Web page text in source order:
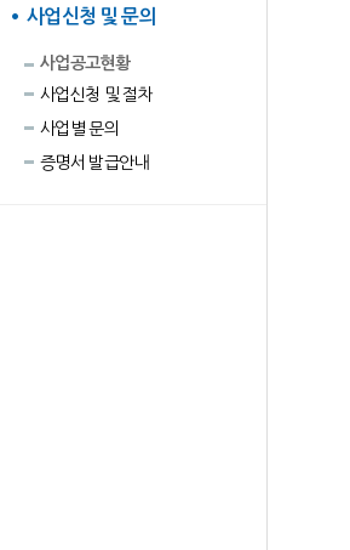
사업신청 및 문의
사업공고현황
사업신청 및 절차
사업별 문의
증명서 발급안내